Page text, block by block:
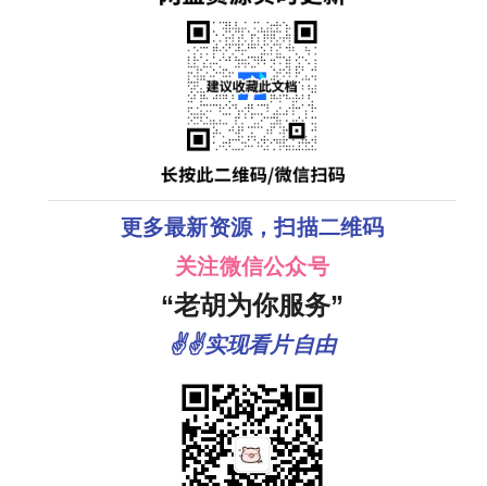
更多最新资源，扫描二维码
关注微信公众号
“老胡为你服务”
✌✌实现看片自由